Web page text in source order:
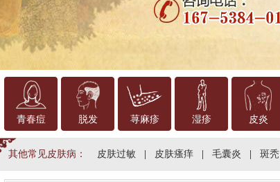
青春痘 脱发 荨麻疹 湿疹 皮炎
其他常见皮肤病： 皮肤过敏 皮肤瘙痒 毛囊炎 斑秃